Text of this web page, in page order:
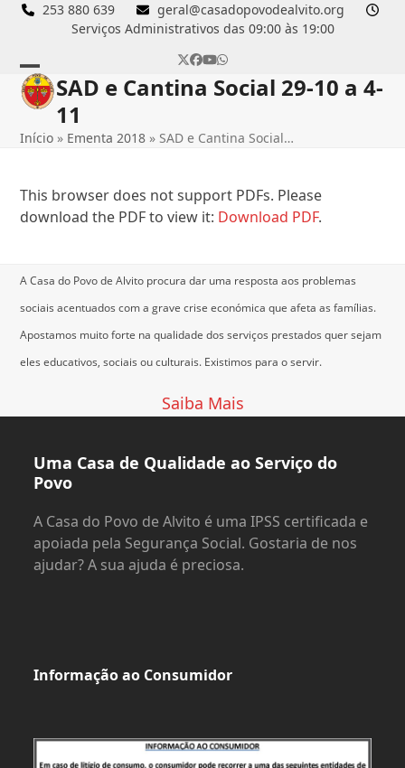
Skip
253 880 639
geral@casadopovodealvito.org
Serviços Administrativos das 09:00 às 19:00
Twitter
Facebook
YouTube
Whatsapp
Open
mobile
menu
Close
mobile
menu
SAD e Cantina Social 29-10 a 4-
11
Início » Ementa 2018 » SAD e Cantina Social…
This browser does not support PDFs. Please
download the PDF to view it: Download PDF.
A Casa do Povo de Alvito procura dar uma resposta aos problemas
sociais acentuados com a grave crise económica que afeta as famílias.
Apostamos muito forte na qualidade dos serviços prestados quer sejam
eles educativos, sociais ou culturais. Existimos para o servir.
Saiba Mais
Uma Casa de Qualidade ao Serviço do
Povo
A Casa do Povo de Alvito é uma IPSS certificada e
apoiada pela Segurança Social. Gostaria de nos
ajudar? A sua ajuda é preciosa.
Informação ao Consumidor